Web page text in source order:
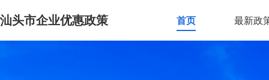
汕头市企业优惠政策 首页 最新政